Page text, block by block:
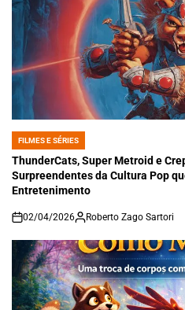
POSTED
IN
FILMES E SÉRIES
ThunderCats, Super Metroid e
Surpreendentes da Cultura Pop
Entretenimento
on
02/04/2026 Roberto Zago Sartori